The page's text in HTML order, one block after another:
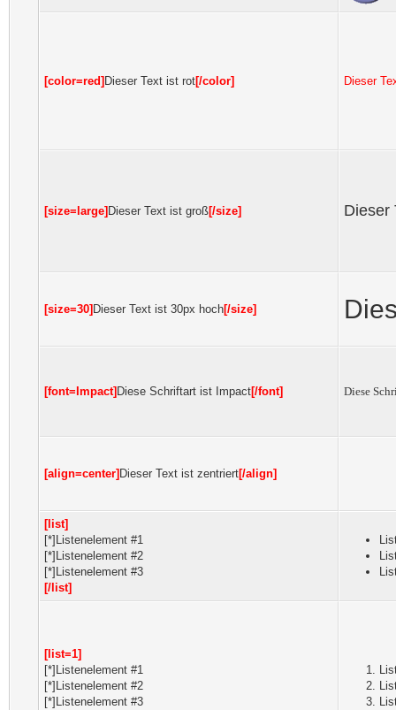
[color=red] Dieser Text ist rot[/color] Dieser
[size=large] Dieser Text ist groß[/size] Dieser
[size=30] Dieser Text ist 30px hoch[/size]
[font=Impact] Diese Schriftart ist Impact[/font] Diese
[align=center] Dieser Text ist zentriert[/align]
[list]
[*]Listenelement #1
[*]Listenelement #2
[*]Listenelement #3
[/list]
[list=1]
[*]Listenelement #1
[*]Listenelement #2
[*]Listenelement #3